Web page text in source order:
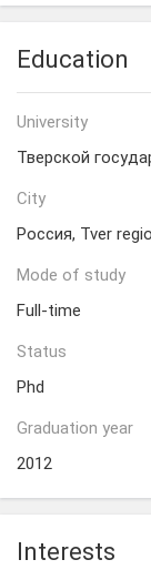
Education
University
Тверской
City
Россия, Tver
Mode of study
Full-time
Status
Phd
Graduation year
2012
Interests